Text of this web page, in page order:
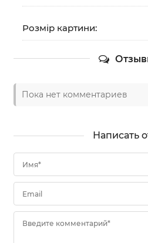
Розмір картини:
Пока нет комментариев
Написать
Имя*
Email
Введите комментарий*